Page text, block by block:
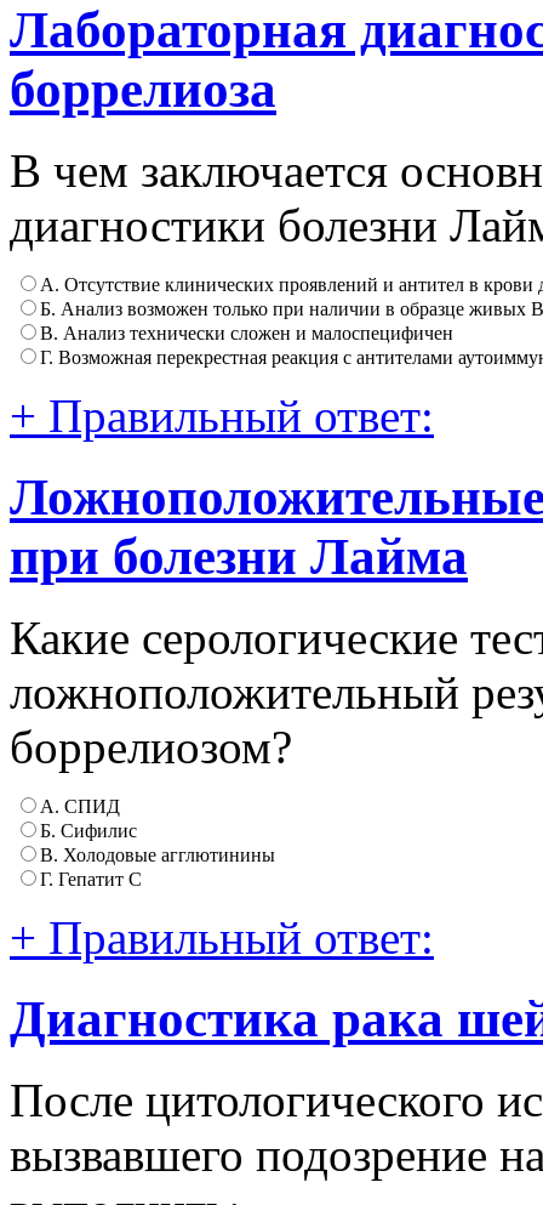
Лабораторная
боррелиоза
В чем заключается
диагностики болезни
А. Отсутствие клинических проявлений и антител в крови
Б. Анализ возможен только при наличии в образце живых
В. Анализ технически сложен и малоспецифичен
Г. Возможная перекрестная реакция с антителами
+ Правильный ответ:
при болезни Лайма
Какие серологические
ложноположительный
боррелиозом?
А. СПИД
Б. Сифилис
В. Холодовые агглютинины
Г. Гепатит C
+ Правильный ответ:
Диагностика рака
После цитологического
вызвавшего подозрение